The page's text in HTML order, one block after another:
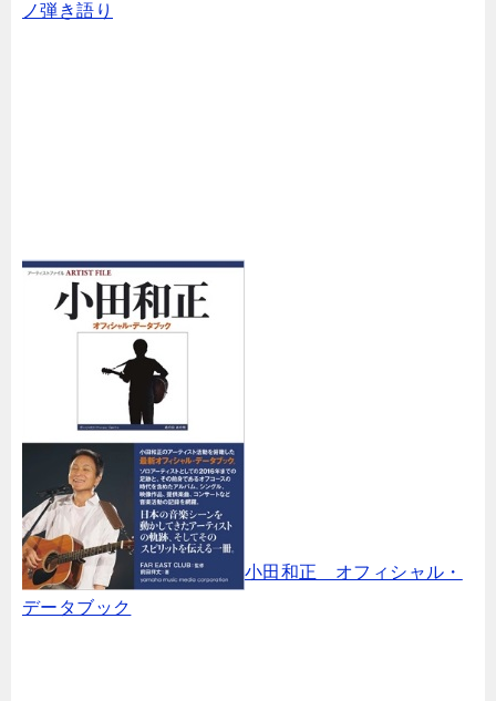
ノ弾き語り
小田和正 オフィシャル・
データブック